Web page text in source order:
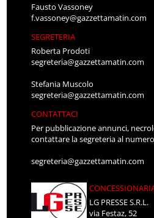
Fausto Vassoney
f.vassoney@gazzettamatin.com
SEGRETERIA
Roberta Prodoti
segreteria@gazzettamatin.com
Stefania Muscolo
segreteria@gazzettamatin.com
CONTATTACI
Per pubblicazione annunci,
contattare la segreteria al
segreteria@gazzettamatin.com
LG PRESSE S.R.L.
via Festaz, 52